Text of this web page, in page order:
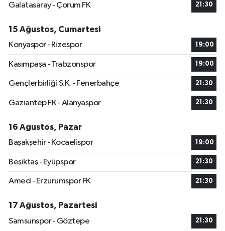
Galatasaray - Çorum FK
21:30
15 Ağustos, Cumartesi
Konyaspor - Rizespor
19:00
Kasımpaşa - Trabzonspor 19:00
Gençlerbirliği S.K. - Fenerbahçe 21:30
Gaziantep FK - Alanyaspor 21:30
16 Ağustos, Pazar
Başakşehir - Kocaelispor
19:00
Beşiktaş - Eyüpspor 21:30
Amed - Erzurumspor FK 21:30
17 Ağustos, Pazartesi
Samsunspor - Göztepe
21:30